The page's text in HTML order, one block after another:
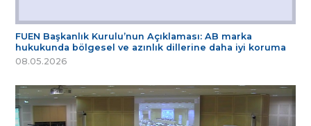
FUEN Başkanlık Kurulu’nun Açıklaması: AB marka
hukukunda bölgesel ve azınlık dillerine daha iyi koruma
08.05.2026